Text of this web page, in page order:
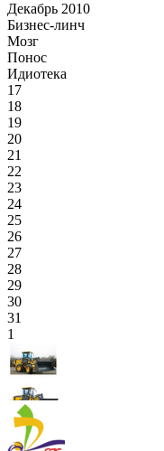
Декабрь 2010
Бизнес-линч
Мозг
Понос
Идиотека
17
18
19
20
21
22
23
24
25
26
27
28
29
30
31
1